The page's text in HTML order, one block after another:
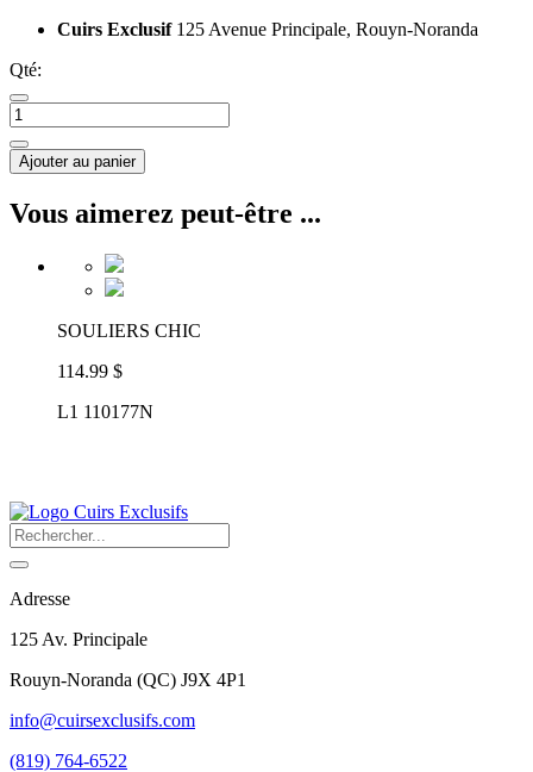
Cuirs Exclusif 125 Avenue Principale, Rouyn-Noranda
Qté:
Ajouter au panier
Vous aimerez peut-être ...
SOULIERS CHIC
114.99 $
L1 110177N
Adresse
125 Av. Principale
Rouyn-Noranda (QC) J9X 4P1
info@cuirsexclusifs.com
(819) 764-6522